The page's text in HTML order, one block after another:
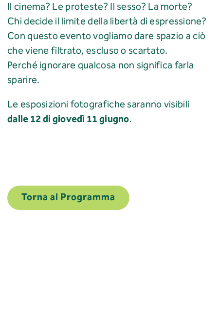
Il cinema? Le proteste? Il sesso? La morte?
Chi decide il limite della libertà di espressione?
Con questo evento vogliamo dare spazio a ciò
che viene filtrato, escluso o scartato.
Perché ignorare qualcosa non significa farla
sparire.
Le esposizioni fotografiche saranno visibili
dalle 12 di giovedì 11 giugno.
Torna al Programma